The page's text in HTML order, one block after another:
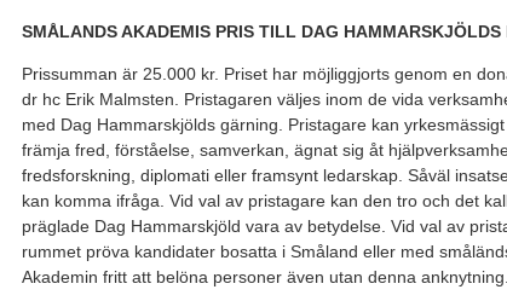
SMÅLANDS AKADEMIS PRIS TILL DAG HAMMARSKJÖLDS
Prissumman är 25.000 kr. Priset har möjliggjorts genom en
dr hc Erik Malmsten. Pristagaren väljes inom de vida
med Dag Hammarskjölds gärning. Pristagare kan
främja fred, förståelse, samverkan, ägnat sig åt
fredsforskning, diplomati eller framsynt ledarskap. Såväl
kan komma ifråga. Vid val av pristagare kan den tro och det
präglade Dag Hammarskjöld vara av betydelse. Vid val av
rummet pröva kandidater bosatta i Småland eller med
Akademin fritt att belöna personer även utan denna anknytning.